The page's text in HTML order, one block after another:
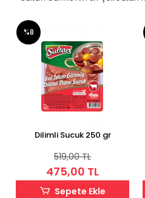
Dilimli Sucuk 250 gr
%8
519,00 TL
475,00 TL
Sepete Ekle